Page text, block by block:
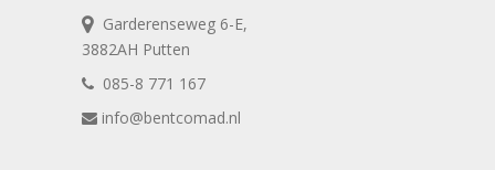
Garderenseweg 6-E,
3882AH Putten
085-8 771 167
info@bentcomad.nl